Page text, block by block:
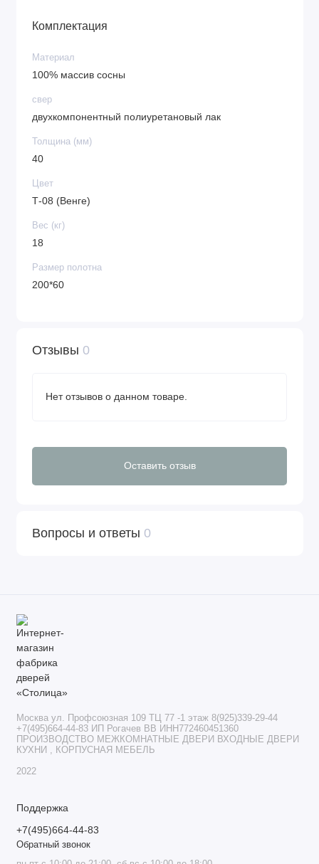
Комплектация
Материал
100% массив сосны
свер
двухкомпонентный полиуретановый лак
Толщина (мм)
40
Цвет
Т-08 (Венге)
Вес (кг)
18
Размер полотна
200*60
Отзывы 0
Нет отзывов о данном товаре.
Оставить отзыв
Вопросы и ответы 0
Москва ул. Профсоюзная 109 ТЦ 77 -1 этаж 8(925)339-29-44
+7(495)664-44-83 ИП Рогачев ВВ ИНН772460451360
ПРОИЗВОДСТВО МЕЖКОМНАТНЫЕ ДВЕРИ ВХОДНЫЕ ДВЕРИ
КУХНИ , КОРПУСНАЯ МЕБЕЛЬ
2022
Поддержка
+7(495)664-44-83
Обратный звонок